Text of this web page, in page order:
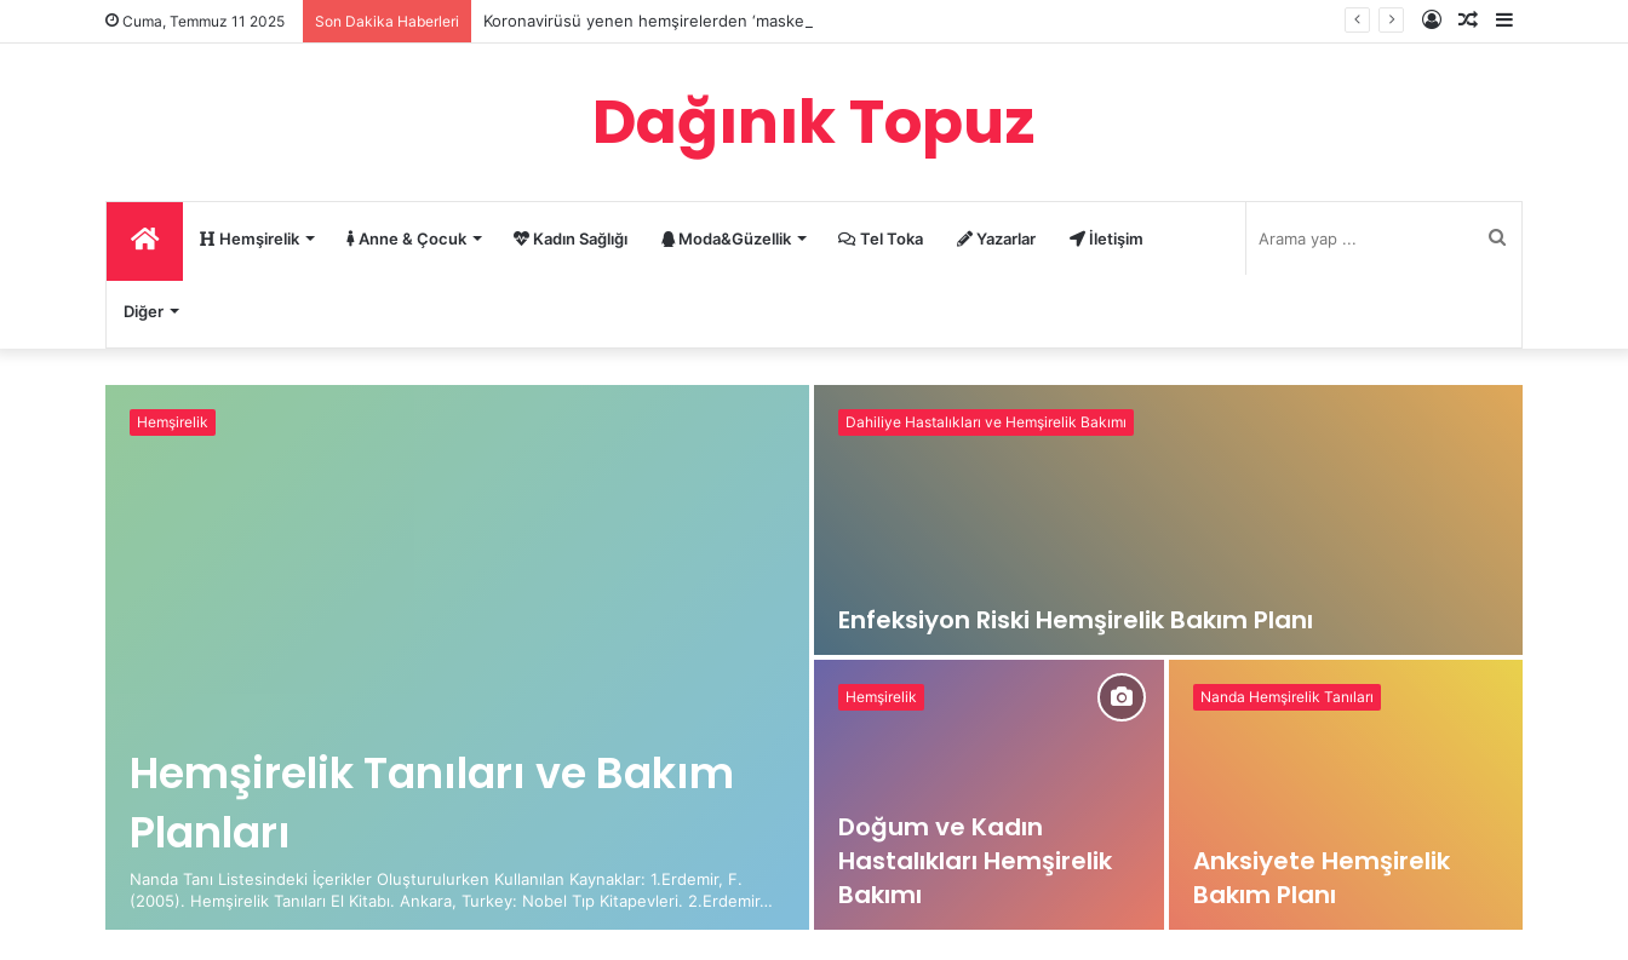
Cuma, Temmuz 11 2025 Son Dakika Haberleri Koronavirüsü yenen hemşirelerden ‘maskesiz dolaşmayın’ uyarısı
Rastgele
Kayıt
Dağınık Topuz
Ana
Sayfa
Hemşirelik Anne & Çocuk Kadın Sağlığı Moda&Güzellik Tel Toka Yazarlar İletişim
Diğer
...
Hemşirelik
Hemşirelik Tanıları ve Bakım
Planları
Nanda Tanı Listesindeki İçerikler Oluşturulurken Kullanılan Kaynaklar: 1.Erdemir, F.
(2005). Hemşirelik Tanıları El Kitabı. Ankara, Turkey: Nobel Tıp Kitapevleri. 2.Erdemir…
Dahiliye Hastalıkları ve Hemşirelik Bakımı
Enfeksiyon Riski Hemşirelik Bakım Planı
Hemşirelik
Doğum ve Kadın
Hastalıkları Hemşirelik
Bakımı
Nanda Hemşirelik Tanıları
Anksiyete Hemşirelik
Bakım Planı